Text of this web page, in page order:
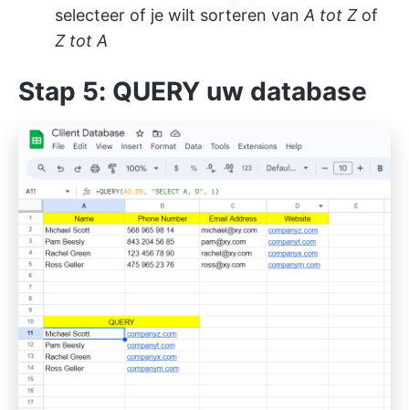
selecteer of je wilt sorteren van A tot Zof
Z tot A
Stap 5: QUERY uw database